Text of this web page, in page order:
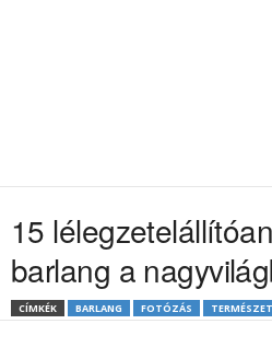
15
barlang a
CÍMKÉK BARLANG FOTÓZÁS TERMÉSZET